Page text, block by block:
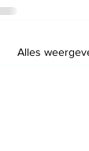
Alles